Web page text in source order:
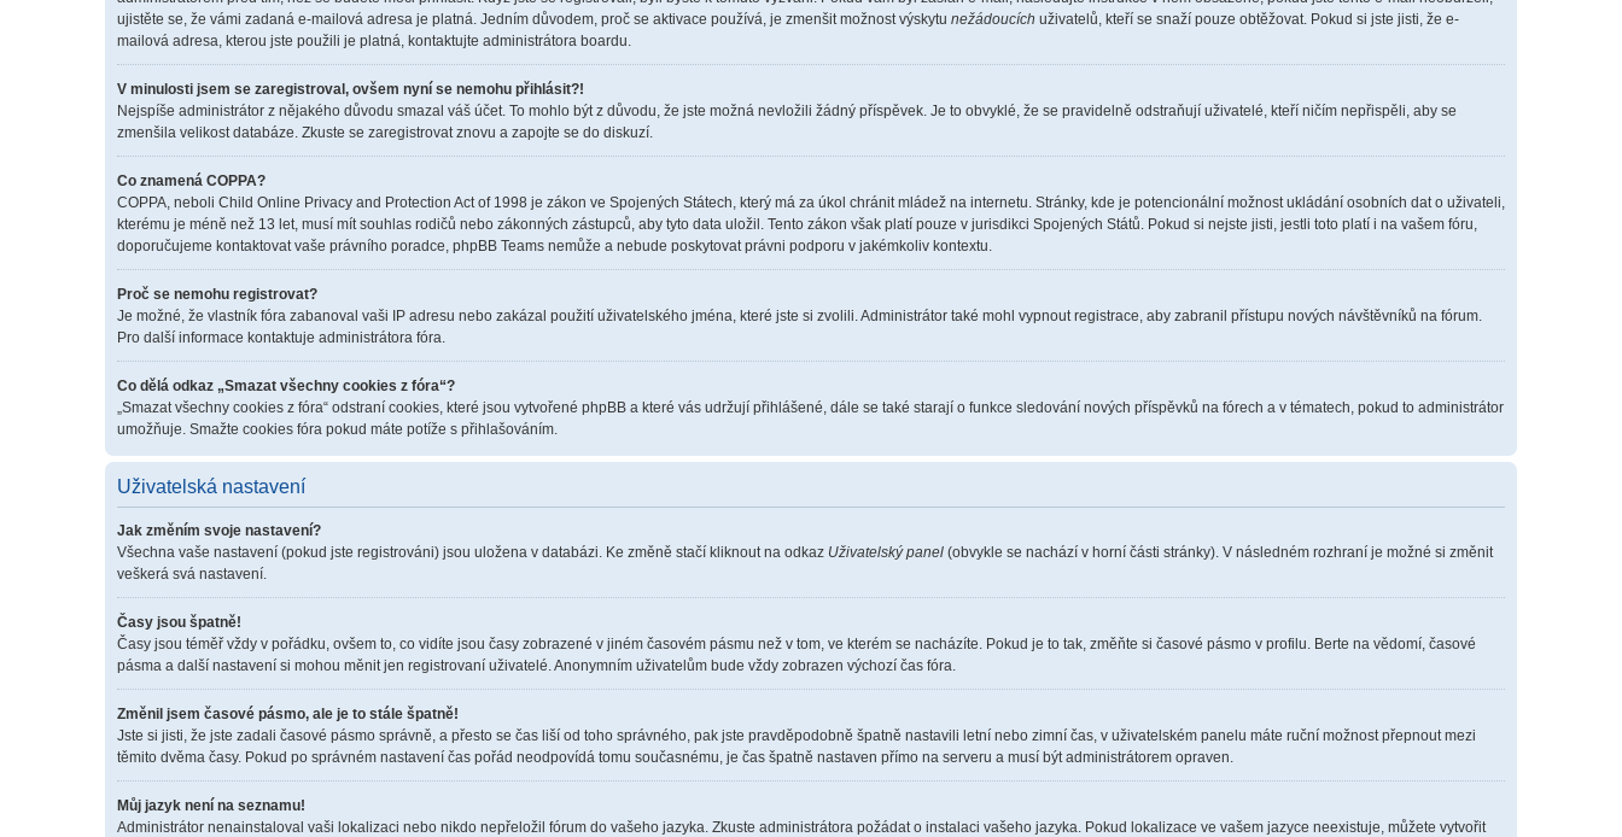
ujistěte se, že vámi zadaná e-mailová adresa je platná. Jedním důvodem, proč se aktivace používá, je zmenšit možnost výskytu nežádoucích uživatelů, kteří se snaží pouze obtěžovat. Pokud si jste jisti, že e-
mailová adresa, kterou jste použili je platná, kontaktujte administrátora boardu.
V minulosti jsem se zaregistroval, ovšem nyní se nemohu přihlásit?!
Nejspíše administrátor z nějakého důvodu smazal váš účet. To mohlo být z důvodu, že jste možná nevložili žádný příspěvek. Je to obvyklé, že se pravidelně odstraňují uživatelé, kteří ničím nepřispěli, aby se
zmenšila velikost databáze. Zkuste se zaregistrovat znovu a zapojte se do diskuzí.
Co znamená COPPA?
COPPA, neboli Child Online Privacy and Protection Act of 1998 je zákon ve Spojených Státech, který má za úkol chránit mládež na internetu. Stránky, kde je potencionální možnost ukládání osobních dat o uživateli,
kterému je méně než 13 let, musí mít souhlas rodičů nebo zákonných zástupců, aby tyto data uložil. Tento zákon však platí pouze v jurisdikci Spojených Států. Pokud si nejste jisti, jestli toto platí i na vašem fóru,
doporučujeme kontaktovat vaše právního poradce, phpBB Teams nemůže a nebude poskytovat právni podporu v jakémkoliv kontextu.
Proč se nemohu registrovat?
Je možné, že vlastník fóra zabanoval vaši IP adresu nebo zakázal použití uživatelského jména, které jste si zvolili. Administrátor také mohl vypnout registrace, aby zabranil přístupu nových návštěvníků na fórum.
Pro další informace kontaktuje administrátora fóra.
Co dělá odkaz „Smazat všechny cookies z fóra“?
„Smazat všechny cookies z fóra“ odstraní cookies, které jsou vytvořené phpBB a které vás udržují přihlášené, dále se také starají o funkce sledování nových příspěvků na fórech a v tématech, pokud to administrátor
umožňuje. Smažte cookies fóra pokud máte potíže s přihlašováním.
Uživatelská nastavení
Jak změním svoje nastavení?
Všechna vaše nastavení (pokud jste registrováni) jsou uložena v databázi. Ke změně stačí kliknout na odkaz Uživatelský panel (obvykle se nachází v horní části stránky). V následném rozhraní je možné si změnit
veškerá svá nastavení.
Časy jsou špatně!
Časy jsou téměř vždy v pořádku, ovšem to, co vidíte jsou časy zobrazené v jiném časovém pásmu než v tom, ve kterém se nacházíte. Pokud je to tak, změňte si časové pásmo v profilu. Berte na vědomí, časové
pásma a další nastavení si mohou měnit jen registrovaní uživatelé. Anonymním uživatelům bude vždy zobrazen výchozí čas fóra.
Změnil jsem časové pásmo, ale je to stále špatně!
Jste si jisti, že jste zadali časové pásmo správně, a přesto se čas liší od toho správného, pak jste pravděpodobně špatně nastavili letní nebo zimní čas, v uživatelském panelu máte ruční možnost přepnout mezi
těmito dvěma časy. Pokud po správném nastavení čas pořád neodpovídá tomu současnému, je čas špatně nastaven přímo na serveru a musí být administrátorem opraven.
Můj jazyk není na seznamu!
Administrátor nenainstaloval vaši lokalizaci nebo nikdo nepřeložil fórum do vašeho jazyka. Zkuste administrátora požádat o instalaci vašeho jazyka. Pokud lokalizace ve vašem jazyce neexistuje, můžete vytvořit